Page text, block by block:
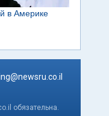
обязательна.